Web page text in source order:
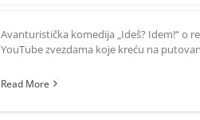
Avanturistička komedija „Ideš? Idem!“ o
YouTube zvezdama koje kreću na
Read More